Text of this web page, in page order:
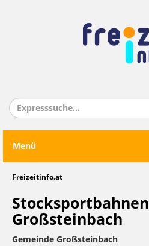
Menü
Freizeitinfo.at
Stocksportbahnen
Großsteinbach
Gemeinde Großsteinbach